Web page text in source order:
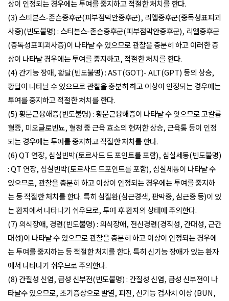
상이 인정되는 경우에는 투여를 중지하고 적절한 처치를 한다.
(3) 스티븐스-존슨증후군(피부점막안증후군), 리엘증후군(중독성표피괴
사증)(빈도불명) : 스티븐스-존슨증후군(피부점막안증후군), 리엘증후군
(중독성표피괴사증)이 나타날 수 있으므로 관찰을 충분히 하고 이러한 증
상이 나타날 경우에는 투여를 중지하고, 적절한 처치를 한다.
(4) 간기능 장애, 황달(빈도불명) : AST(GOT)- ALT(GPT) 등의 상승,
황달이 나타날 수 있으므로 관찰을 충분히 하고 이상이 인정되는 경우에는
투여를 중지하고 적절한 처치를 한다.
(5) 횡문근융해증(빈도불명) : 횡문근융해증이 나타날 수 잇으므로 고칼륨
혈증, 미오글로빈뇨, 혈청 중 근육 효소의 현저한 상승, 근육통 등이 인정
되는 경우에는 투여를 중지하고 적절한 처치를 한다.
(6) QT 연장, 심실빈박(토르사드 드 포인트를 포함), 심실세동(빈도불명)
: QT 연장, 심실빈박(토르사드 드포인트를 포함), 심실세동이 나타날 수
있으므로, 관찰을 충분히 하고 이상이 인정되는 경우에는 투여를 중지하
는 등 적절한 처치를 한다. 특히 심질환(심근경색, 판막증, 심근증 등)이 있
는 환자에서 나타나기 쉬우므로, 투여 후 환자의 상태에 주의한다.
(7) 의식장애, 경련(빈도불명) : 의식장애, 전신경련(경직성, 간대성, 근간
대성)이 나타날 수 있으므로 관찰을 충분히 하고 이상이 인정되는 경우에
는 투여를 중지하는 등 적절한 처치를 한다. 특히 신기능 장애가 있는 환자
에서 나타나기 쉬우므로 주의한다.
(8) 간질성 신염, 급성 신부전(빈도불명) : 간질성 신염, 급성 신부전이 나
타날수 있으므로, 초기증상으로 발열, 피진, 신기능 검사치 이상 (BUN,